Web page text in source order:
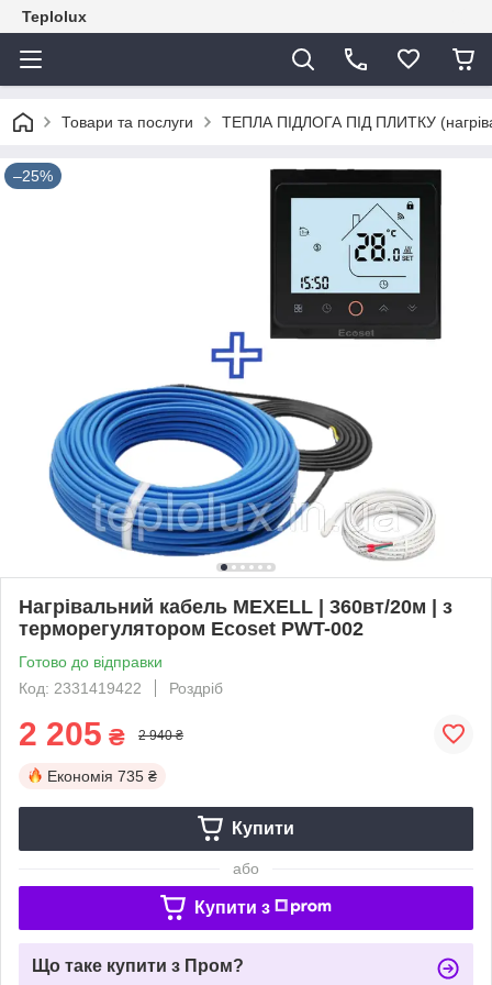
Teplolux
Товари та послуги ТЕПЛА ПІДЛОГА ПІД ПЛИТКУ
–25%
Нагрівальний кабель MEXELL | 360вт/20м | з
терморегулятором Ecoset PWT-002
Готово до відправки
Код: 2331419422
Роздріб
2 205 ₴ 2 940 ₴
Економія 735 ₴
Купити
або
Купити з
Що таке купити з Пром?